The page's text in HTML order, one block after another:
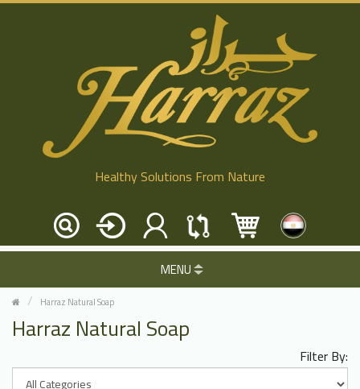
Healthy Solutions From Nature
MENU
Harraz Natural Soap
Harraz Natural Soap
Filter By: